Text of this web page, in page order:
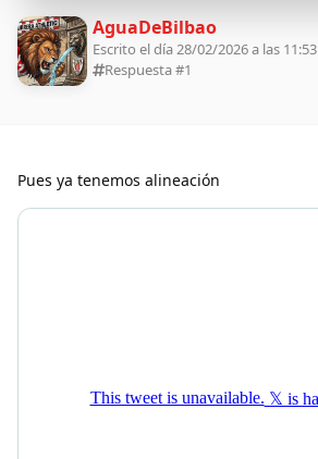
AguaDeBilbao
Escrito el día 28/02/2026 a las 11:53
Respuesta #1
Pues ya tenemos alineación